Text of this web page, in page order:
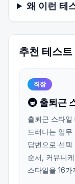
왜 이런 테
추천 테스트
직장
🚇 출퇴근
출퇴근 스타일
드러나는 업
답변으로 선택
순서, 커뮤니
스타일을 16